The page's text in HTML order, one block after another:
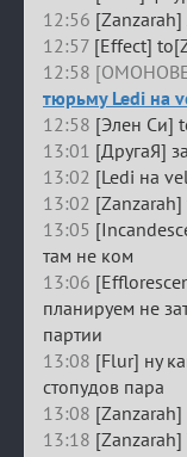
12:56
12:57 [Effect]
12:58
тюрьму Ledi на
12:58 [Элен Си]
13:01 [ДругаЯ]
13:02 [Ledi на
13:02
13:05
там не ком
13:06
планируем не
партии
13:08 [Flur] ну
стопудов пара
13:08
13:18 [Zanzarah]